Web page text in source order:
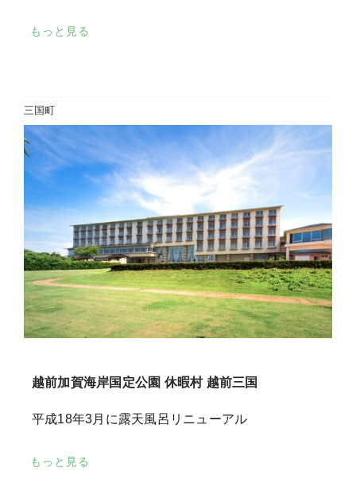
もっと見る
三国町
越前加賀海岸国定公園 休暇村 越前三国
平成18年3月に露天風呂リニューアル
もっと見る